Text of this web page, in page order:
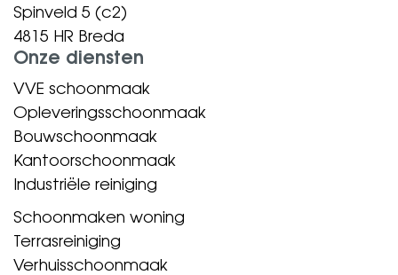
Spinveld 5 (c2)
4815 HR Breda
Onze diensten
VVE schoonmaak
Opleveringsschoonmaak
Bouwschoonmaak
Kantoorschoonmaak
Industriële reiniging
Schoonmaken woning
Terrasreiniging
Verhuisschoonmaak